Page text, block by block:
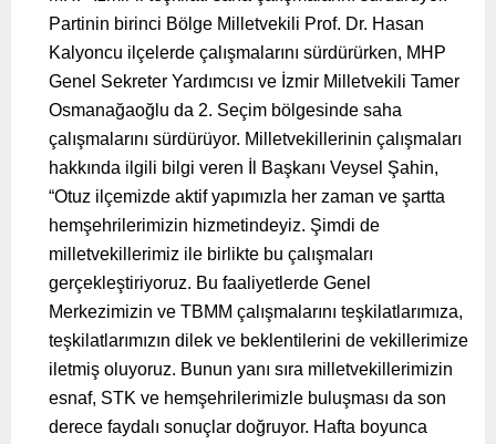
Partinin birinci Bölge Milletvekili Prof. Dr. Hasan
Kalyoncu ilçelerde çalışmalarını sürdürürken, MHP
Genel Sekreter Yardımcısı ve İzmir Milletvekili Tamer
Osmanağaoğlu da 2. Seçim bölgesinde saha
çalışmalarını sürdürüyor. Milletvekillerinin çalışmaları
hakkında ilgili bilgi veren İl Başkanı Veysel Şahin,
“Otuz ilçemizde aktif yapımızla her zaman ve şartta
hemşehrilerimizin hizmetindeyiz. Şimdi de
milletvekillerimiz ile birlikte bu çalışmaları
gerçekleştiriyoruz. Bu faaliyetlerde Genel
Merkezimizin ve TBMM çalışmalarını teşkilatlarımıza,
teşkilatlarımızın dilek ve beklentilerini de vekillerimize
iletmiş oluyoruz. Bunun yanı sıra milletvekillerimizin
esnaf, STK ve hemşehrilerimizle buluşması da son
derece faydalı sonuçlar doğruyor. Hafta boyunca